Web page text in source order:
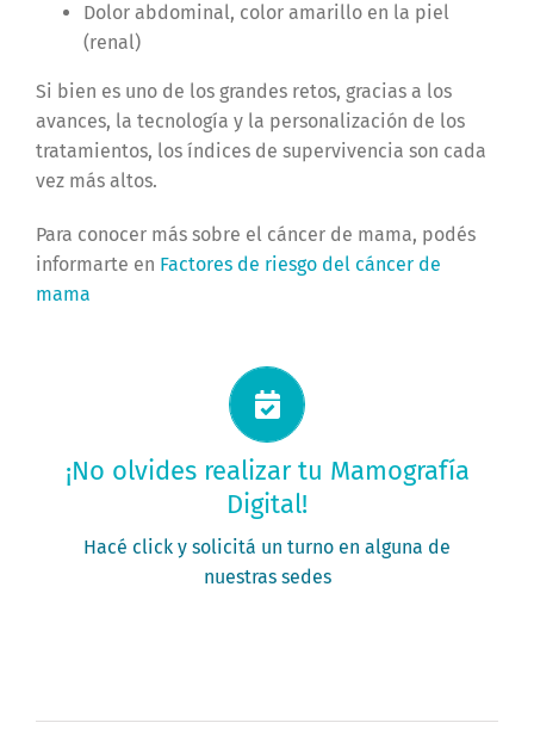
Dolor abdominal, color amarillo en la piel
(renal)
Si bien es uno de los grandes retos, gracias a los
avances, la tecnología y la personalización de los
tratamientos, los índices de supervivencia son cada
vez más altos.
Para conocer más sobre el cáncer de mama, podés
informarte en Factores de riesgo del cáncer de
mama
¡No olvides realizar tu Mamografía
Digital!
Hacé click y solicitá un turno en alguna de
nuestras sedes
Solicitá tu turno ahora
PEDÍ TU TURNO